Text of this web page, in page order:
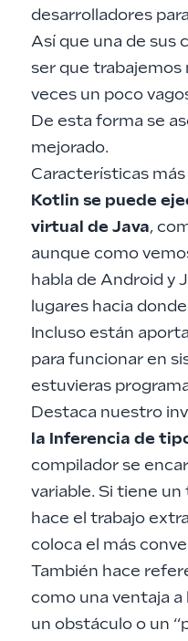
desarrolladores
Así que una de sus
ser que trabajemos
veces un poco
De esta forma se
mejorado.
Características
Kotlin se puede
virtual de Java,
aunque como
habla de Android y
lugares hacia
Incluso están
para funcionar en
estuvieras
Destaca nuestro
la Inferencia de
compilador se
variable. Si tiene
hace el trabajo
coloca el más
También hace
como una ventaja a
un obstáculo o un